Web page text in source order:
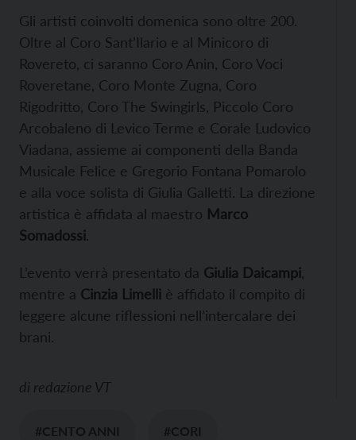
Gli artisti coinvolti domenica sono oltre 200.
Oltre al Coro Sant’Ilario e al Minicoro di
Rovereto, ci saranno Coro Anin, Coro Voci
Roveretane, Coro Monte Zugna, Coro
Rigodritto, Coro The Swingirls, Piccolo Coro
Arcobaleno di Levico Terme e Corale Ludovico
Viadana, assieme ai componenti della Banda
Musicale Felice e Gregorio Fontana Pomarolo
e alla voce solista di Giulia Galletti. La direzione
artistica è affidata al maestro Marco
Somadossi.
L’evento verrà presentato da Giulia Daicampi
mentre a Cinzia Limelli è affidato il compito di
leggere alcune riflessioni nell’intercalare dei
brani.
di redazione VT
#CENTO ANNI #CORI